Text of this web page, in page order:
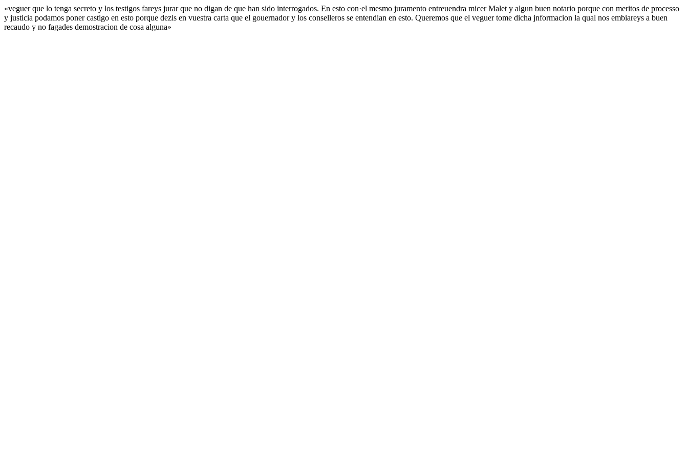
«veguer que lo tenga secreto y los testigos fareys jurar que no digan de que han sido interrogados. En esto con·el mesmo juramento entreuendra micer Malet y algun buen notario porque con meritos de processo
y justicia podamos poner castigo en esto porque dezis en vuestra carta que el gouernador y los conselleros se entendian en esto. Queremos que el veguer tome dicha jnformacion la qual nos embiareys a buen
recaudo y no fagades demostracion de cosa alguna»